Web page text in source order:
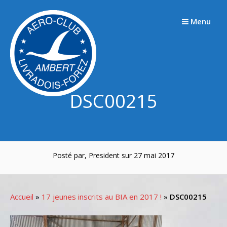
contenu
Menu
DSC00215
Posté par, President sur 27 mai 2017
Accueil » 17 jeunes inscrits au BIA en 2017 ! » DSC00215